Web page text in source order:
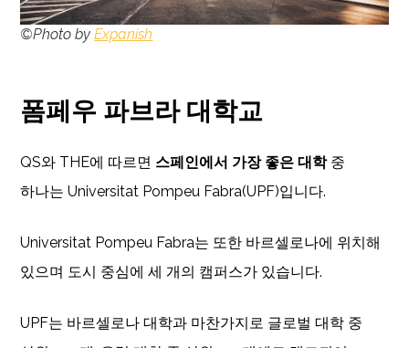
©Photo byExpanish
폼페우 파브라 대학교
QS와 THE에 따르면 스페인에서 가장 좋은 대학중
하나는 Universitat Pompeu Fabra(UPF)입니다.
Universitat Pompeu Fabra는 또한 바르셀로나에 위치해
있으며 도시 중심에 세 개의 캠퍼스가 있습니다.
UPF는 바르셀로나 대학과 마찬가지로 글로벌 대학 중